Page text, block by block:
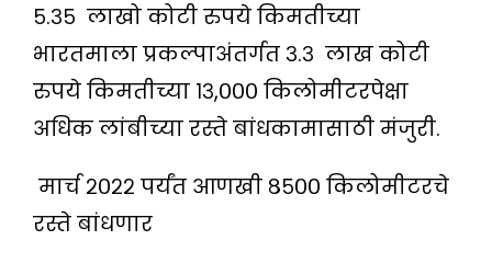
५.३५ लाखो कोटी रुपये किमतीच्या
भारतमाला प्रकल्पाअंतर्गत ३.३ लाख कोटी
रुपये किमतीच्या १३,००० किलोमीटरपेक्षा
अधिक लांबीच्या रस्ते बांधकामासाठी मंजुरी.
मार्च २०२२ पर्यंत आणखी ८५०० किलोमीटरचे
रस्ते बांधणार